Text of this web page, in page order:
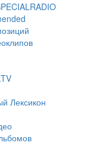
Лексикон